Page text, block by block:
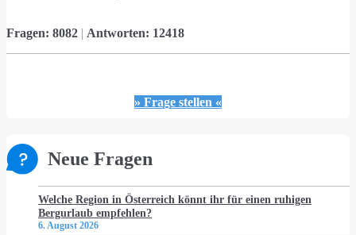
Fragen: 8082 | Antworten: 12418
» Frage stellen «
Neue Fragen
Welche Region in Österreich könnt ihr für einen ruhigen
Bergurlaub empfehlen?
6. August 2026